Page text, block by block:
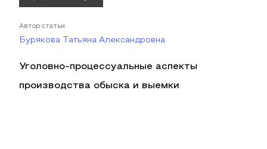
Автор статьи
Бурякова Татьяна Александровна
Уголовно-процессуальные аспекты
производства обыска и выемки